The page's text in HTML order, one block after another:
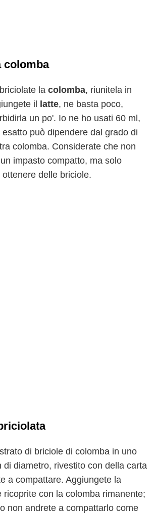
colomba
la colomba, riunitela in
il
latte, ne basta poco,
un po'. Io ne ho usati 60 ml,
può dipendere dal grado di
colomba. Considerate che non
impasto compatto, ma solo
delle briciole.
di briciole di colomba in uno
di diametro, rivestito con della carta
a compattare. Aggiungete la
ricoprite con la colomba rimanente;
non andrete a compattarlo come